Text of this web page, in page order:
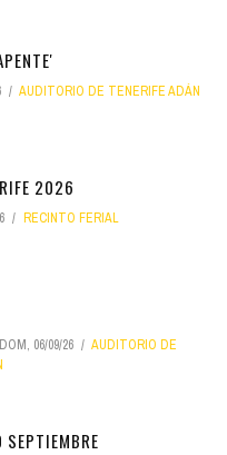
AUDITORIO DE TENERIFE ADÁN
2026
RECINTO FERIAL
DOM, 06/09/26
AUDITORIO DE